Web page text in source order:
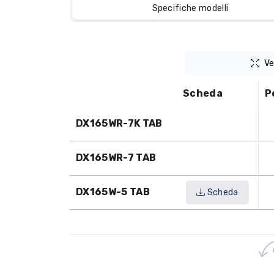
Specifiche modelli
Scheda
DX165WR-7K TAB
DX165WR-7 TAB
DX165W-5 TAB Scheda